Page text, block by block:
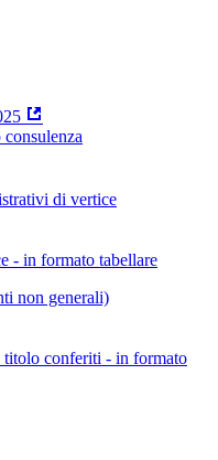
di vertice
- in formato tabellare
non generali)
conferiti - in formato